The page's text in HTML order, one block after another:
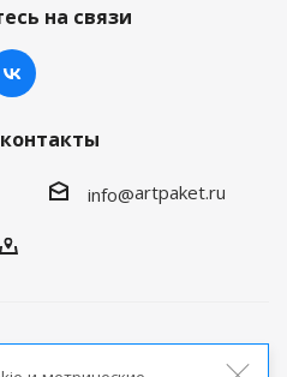
на связи
info@artpaket.ru